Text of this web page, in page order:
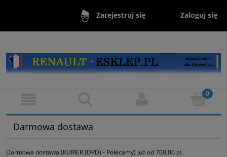
Zarejestruj się Zaloguj się
Darmowa dostawa
Darmowa dostawa (KURIER (DPD) - Polecamy) już od 700,00 zł.